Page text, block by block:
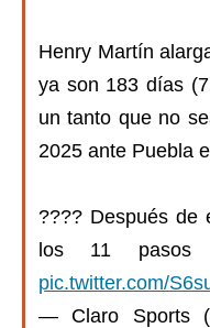
Henry Martín
ya son 183 días
un tanto que no
2025 ante Puebla
???? Después de
los 11
pic.twitter.com/
— Claro Sports